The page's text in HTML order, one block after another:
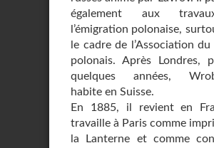
également aux
l’émigration polonaise,
le cadre de l’Association
polonais. Après Londres,
quelques années,
habite en Suisse.
En 1885, il revient en
travaille à Paris comme
la Lanterne et comme